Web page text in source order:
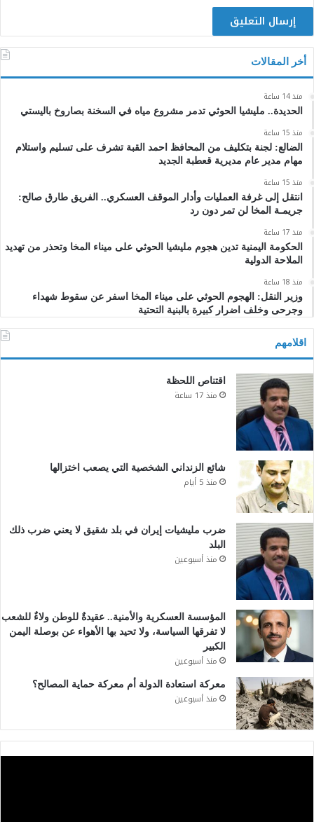
أخر المقالات
منذ 14 ساعة
الحديدة.. مليشيا الحوثي تدمر مشروع مياه في السخنة بصاروخ باليستي
منذ 15 ساعة
الضالع: لجنة بتكليف من المحافظ احمد القبة تشرف على تسليم واستلام
مهام مدير عام مديرية قعطبة الجديد
منذ 15 ساعة
انتقل إلى غرفة العمليات وأدار الموقف العسكري.. الفريق طارق صالح:
جريمـة المخا لن تمر دون رد
منذ 17 ساعة
الحكومة اليمنية تدين هجوم مليشيا الحوثي على ميناء المخا وتحذر من تهديد
الملاحة الدولية
منذ 18 ساعة
وزير النقل: الهجوم الحوثي على ميناء المخا اسفر عن سقوط شهداء
وجرحى وخلف اضرار كبيرة بالبنية التحتية
اقلامهم
اقتناص اللحظة
منذ 17 ساعة
شائع الزنداني الشخصية التي يصعب اختزالها
منذ 5 أيام
ضرب مليشيات إيران في بلد شقيق لا يعني ضرب ذلك
البلد
منذ أسبوعين
المؤسسة العسكرية والأمنية.. عقيدةٌ للوطن ولاءٌ للشعب
لا تفرقها السياسة، ولا تحيد بها الأهواء عن بوصلة اليمن
الكبير
منذ أسبوعين
معركة استعادة الدولة أم معركة حماية المصالح؟
منذ أسبوعين